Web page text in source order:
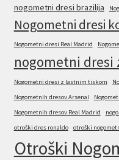
nogometni dresi brazilija
Nogometni dresi
Nogometni dresi Real Madrid
nogometni dresi
Nogometni dresi z lastnim tiskom
Nogometnih dresov Arsenal
Nogometnih dresov Real Madrid
otroški dres ronaldo
otroški
Otroški